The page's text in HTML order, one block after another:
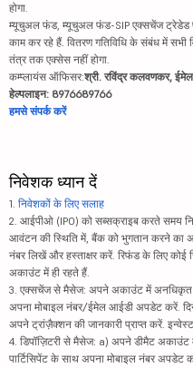
होगा.
म्यूचुअल फंड, म्यूचुअल फंड-SIP एक्सचेंज ट्रेडेड
काम कर रहे हैं. वितरण गतिविधि के संबंध में सभी
तंत्र तक एक्सेस नहीं होगा.
कम्प्लायंस ऑफिसर:श्री. रविंद्र कलवणकर,
हेल्पलाइन: 8976689766
हमसे संपर्क करें
निवेशक ध्यान दें
1. निवेशकों के लिए सलाह
2. आईपीओ (IPO) को सब्सक्राइब करते समय
आवंटन की स्थिति में, बैंक को भुगतान करने का
नंबर लिखें और हस्ताक्षर करें. रिफंड के लिए
अकाउंट में ही रहते हैं.
3. एक्सचेंज से मैसेज: अपने अकाउंट में अनधिकृत
अपना मोबाइल नंबर/ईमेल आईडी अपडेट करें.
अपने ट्रांज़ैक्शन की जानकारी प्राप्त करें.
4. डिपॉज़िटरी से मैसेज: a) अपने डीमैट
पार्टिसिपेंट के साथ अपना मोबाइल नंबर अपडेट